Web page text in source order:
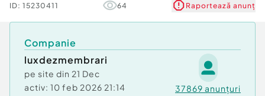
ID: 15230411 64 Raportează anunț
Companie
luxdezmembrari
pe site din 21 Dec
activ: 10 feb 2026 21:14 37869 anunțuri